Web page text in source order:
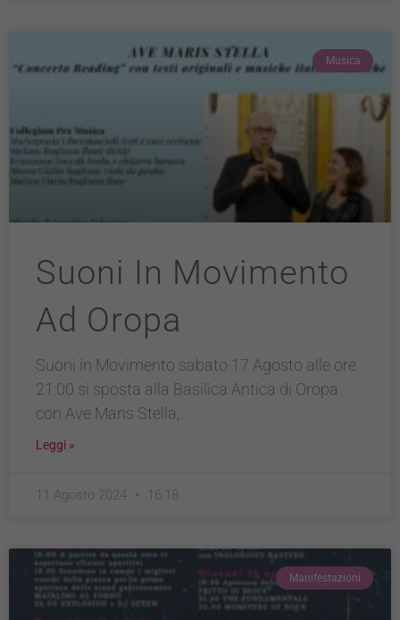
Musica
Suoni In Movimento
Ad Oropa
Suoni in Movimento sabato 17 Agosto alle ore
21:00 si sposta alla Basilica Antica di Oropa
con Ave Maris Stella,
Leggi »
11 Agosto 2024 16:18
Manifestazioni